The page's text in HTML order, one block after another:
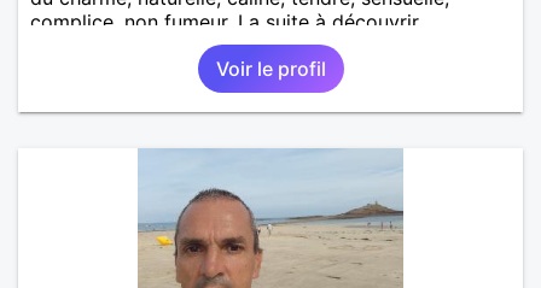
complice, non fumeur. La suite à découvrir
ensemble pour l'un comme pour l'autre.
Voir le profil